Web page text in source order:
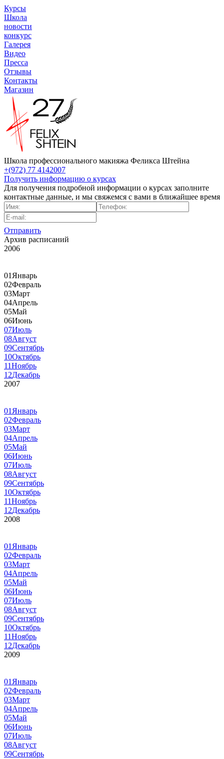
Курсы
Школа
новости
конкурс
Галерея
Видео
Пресса
Отзывы
Контакты
Магазин
Школа профессионального макияжа Феликса Штейна
+(972) 77 4142007
Получить информацию о курсах
Для получения подробной информации о курсах заполните
контактные данные, и мы свяжемся с вами в ближайшее время
Отправить
Архив расписаний
2006
01 Январь
02Февраль
03Март
04Апрель
05Май
06Июнь
07Июль
08Август
09Сентябрь
10Октябрь
11Ноябрь
12Декабрь
2007
01 Январь
02Февраль
03Март
04Апрель
05Май
06Июнь
07Июль
08Август
09Сентябрь
10Октябрь
11Ноябрь
12Декабрь
2008
01 Январь
02Февраль
03Март
04Апрель
05Май
06Июнь
07Июль
08Август
09Сентябрь
10Октябрь
11Ноябрь
12Декабрь
2009
01 Январь
02Февраль
03Март
04Апрель
05Май
06Июнь
07Июль
08Август
09Сентябрь